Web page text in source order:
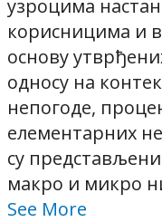
узроцима
корисницима и
основу
односу на
непогоде,
елементарних
су
макро и микро
See More